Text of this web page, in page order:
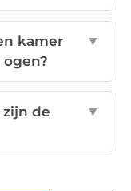
kamer
▼
de
▼